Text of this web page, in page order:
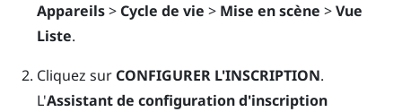
Appareils> Cycle de vie > Mise en scène >Vue
Liste.
Cliquez sur CONFIGURER L'INSCRIPTION.
L'Assistant de configuration d'inscription